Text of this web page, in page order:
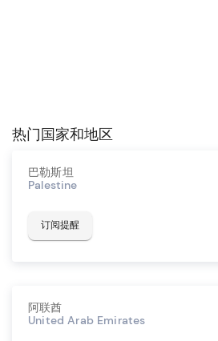
热门国家和地区
巴勒斯坦
Palestine
订阅提醒
阿联酋
United Arab Emirates